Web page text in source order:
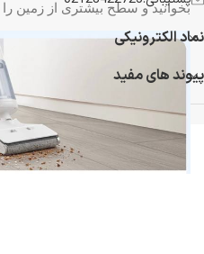
بخوانید و سطح بیشتری از زمین را
نماد الکترونیکی
پیوند های مفید
تمامی حقوق برای